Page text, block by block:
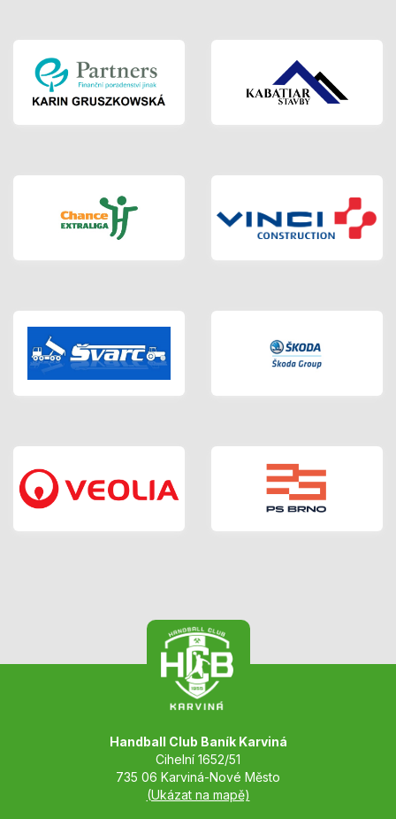
Handball Club Baník Karviná
Cihelní 1652/51
735 06 Karviná-Nové Město
(Ukázat na mapě)